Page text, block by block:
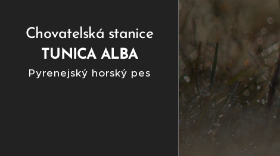
Chovatelská stanice
TUNICA ALBA
Pyrenejský horský pes